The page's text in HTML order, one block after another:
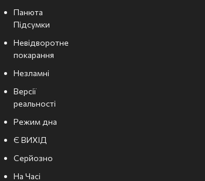
Панюта
Підсумки
Невідворотне
покарання
Незламні
Версії
реальності
Режим дна
Є ВИХІД
Серйозно
На Часі